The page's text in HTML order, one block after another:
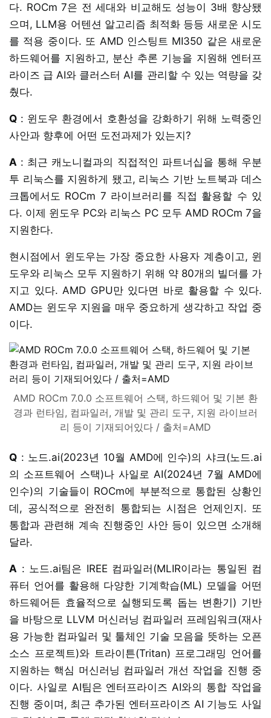
다. ROCm 7은 전 세대와 비교해도 성능이 3배 향상됐
으며, LLM용 어텐션 알고리즘 최적화 등등 새로운 시도
를 적용 중이다. 또 AMD 인스팅트 MI350 같은 새로운
하드웨어를 지원하고, 분산 추론 기능을 지원해 엔터프
라이즈 급 AI와 클러스터 AI를 관리할 수 있는 역량을 갖
췄다.
Q : 윈도우 환경에서 호환성을 강화하기 위해 노력중인
사안과 향후에 어떤 도전과제가 있는지?
A : 최근 캐노니컬과의 직접적인 파트너십을 통해 우분
투 리눅스를 지원하게 됐고, 리눅스 기반 노트북과 데스
크톱에서도 ROCm 7 라이브러리를 직접 활용할 수 있
다. 이제 윈도우 PC와 리눅스 PC 모두 AMD ROCm 7을
지원한다.
현시점에서 윈도우는 가장 중요한 사용자 계층이고, 윈
도우와 리눅스 모두 지원하기 위해 약 80개의 빌더를 가
지고 있다. AMD GPU만 있다면 바로 활용할 수 있다.
AMD는 윈도우 지원을 매우 중요하게 생각하고 작업 중
이다.
AMD ROCm 7.0.0 소프트웨어 스택, 하드웨어 및 기본 환
경과 런타임, 컴파일러, 개발 및 관리 도구, 지원 라이브러
리 등이 기재되어있다 / 출처=AMD
Q : 노드.ai(2023년 10월 AMD에 인수)의 샤크(노드.ai
의 소프트웨어 스택)나 사일로 AI(2024년 7월 AMD에
인수)의 기술들이 ROCm에 부분적으로 통합된 상황인
데, 공식적으로 완전히 통합되는 시점은 언제인지. 또
통합과 관련해 계속 진행중인 사안 등이 있으면 소개해
달라.
A : 노드.ai팀은 IREE 컴파일러(MLIR이라는 통일된 컴
퓨터 언어를 활용해 다양한 기계학습(ML) 모델을 어떤
하드웨어든 효율적으로 실행되도록 돕는 변환기) 기반
을 바탕으로 LLVM 머신러닝 컴파일러 프레임워크(재사
용 가능한 컴파일러 및 툴체인 기술 모음을 뜻하는 오픈
소스 프로젝트)와 트라이튼(Tritan) 프로그래밍 언어를
지원하는 핵심 머신러닝 컴파일러 개선 작업을 진행 중
이다. 사일로 AI팀은 엔터프라이즈 AI와의 통합 작업을
진행 중이며, 최근 추가된 엔터프라이즈 AI 기능도 사일